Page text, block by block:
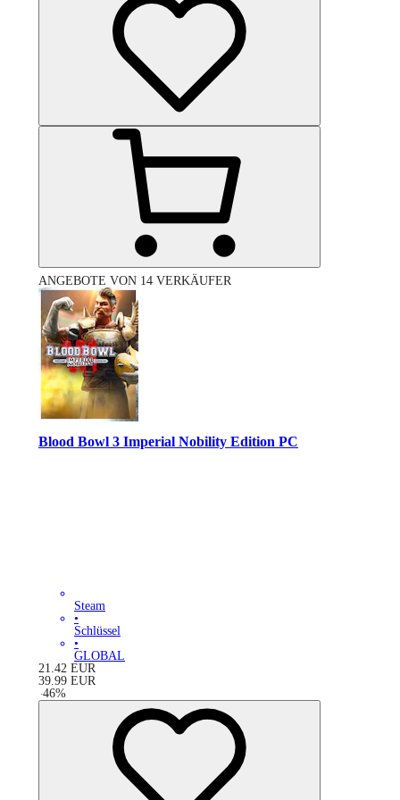
ANGEBOTE VON 14 VERKÄUFER
Blood Bowl 3 Imperial Nobility Edition PC
Steam
•
Schlüssel
•
GLOBAL
21.42 EUR
39.99 EUR
-46%